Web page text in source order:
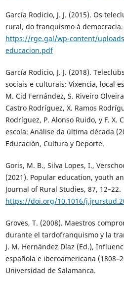
García Rodicio, J. J. (2015). Os
rural, do franquismo á
https://rge.gal/wp-content/
educacion.pdf
García Rodicio, J. J. (2018).
sociais e culturais: Vixencia, local
M. Cid Fernández, S. Riveiro
Castro Rodríguez, X. Ramos
Rodríguez, P. Alonso Ruido, y F. X.
escola: Análise da última década
Educación, Cultura y Deporte.
Goris, M. B., Silva Lopes, I.,
(2021). Popular education, youth
Journal of Rural Studies, 87, 12–22.
https://doi.org/10.1016/
Groves, T. (2008). Maestros
durante el tardofranquismo y la
J. M. Hernández Díaz (Ed.),
española e iberoamericana
Universidad de Salamanca.